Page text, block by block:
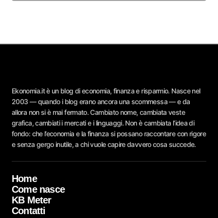
Ekonomia.it è un blog di economia, finanza e risparmio. Nasce nel
2003 — quando i blog erano ancora una scommessa — e da
allora non si è mai fermato. Cambiato nome, cambiata veste
grafica, cambiati i mercati e i linguaggi. Non è cambiata l’idea di
fondo: che l’economia e la finanza si possano raccontare con rigore
e senza gergo inutile, a chi vuole capire davvero cosa succede.
Home
Come nasce
KB Meter
Contatti